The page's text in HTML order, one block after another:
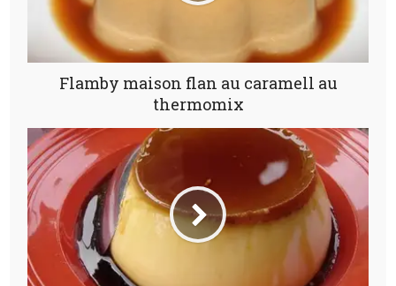
Flamby maison flan au caramell au
thermomix